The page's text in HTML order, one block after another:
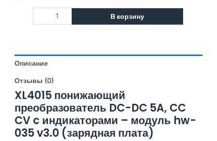
понижающий
DC
CC
CV
c
индикаторами
-
модуль
В корзину
Описание
Отзывы (0)
XL4015 понижающий
преобразователь DC-DC 5A, CC
CV c индикаторами – модуль hw-
035 v3.0 (зарядная плата)